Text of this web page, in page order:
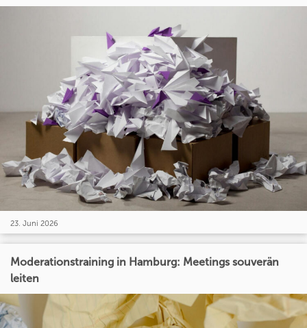
23. Juni 2026
Moderationstraining in Hamburg: Meetings souverän
leiten